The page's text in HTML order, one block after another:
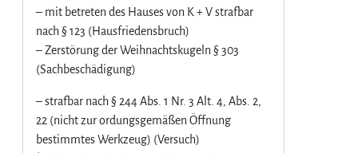
– mit betreten des Hauses von K + V strafbar
nach § 123 (Hausfriedensbruch)
– Zerstörung der Weihnachtskugeln § 303
(Sachbeschädigung)
– strafbar nach § 244 Abs. 1 Nr. 3 Alt. 4, Abs. 2,
22 (nicht zur ordungsgemäßen Öffnung
bestimmtes Werkzeug) (Versuch)